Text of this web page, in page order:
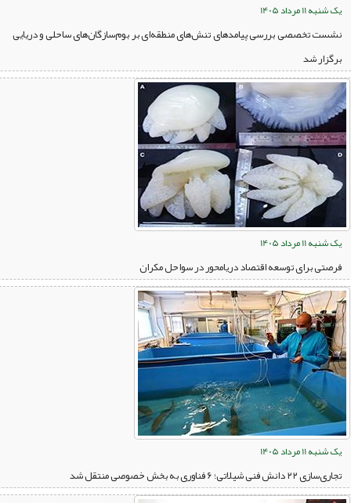
یک شنبه 11 مرداد 1405
نشست تخصصی بررسی پیامدهای تنش‌های منطقه‌ای بر بوم‌سازگان‌های ساحلی و دریایی
برگزار شد
یک شنبه 11 مرداد 1405
فرصتی برای توسعه اقتصاد دریامحور در سواحل مکران
یک شنبه 11 مرداد 1405
تجاری‌سازی ۲۲ دانش فنی شیلاتی؛ ۶ فناوری به بخش خصوصی منتقل شد